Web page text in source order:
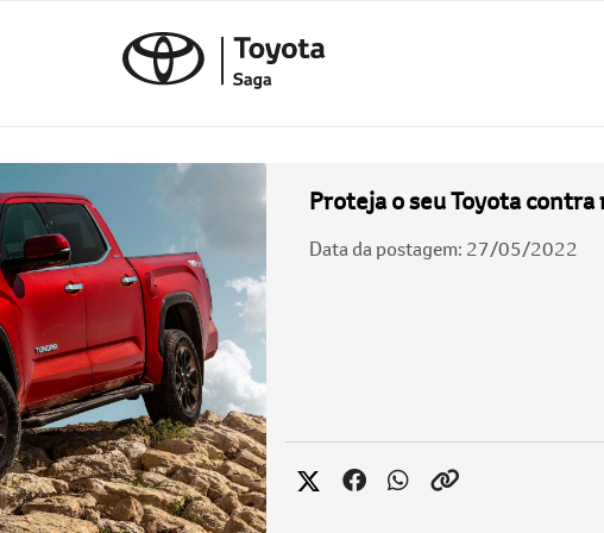
Proteja o seu Toyota
Data da postagem: 27/05/2022